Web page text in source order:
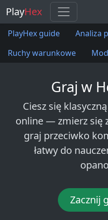
PlayHex
PlayHex guide
Analiza
Ruchy warunkowe
Graj w
Ciesz się
online — zmierz się
graj przeciwko
łatwy do
Zacznij